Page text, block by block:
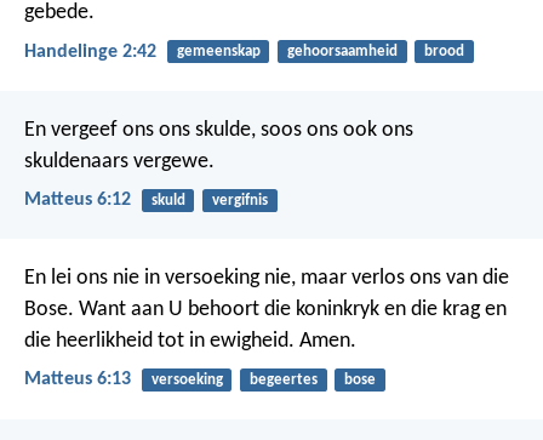
gebede.
Handelinge 2:42 gemeenskap gehoorsaamheid brood
En vergeef ons ons skulde, soos ons ook ons
skuldenaars vergewe.
Matteus 6:12 skuld vergifnis
En lei ons nie in versoeking nie, maar verlos ons van die
Bose. Want aan U behoort die koninkryk en die krag en
die heerlikheid tot in ewigheid. Amen.
Matteus 6:13 versoeking begeertes bose